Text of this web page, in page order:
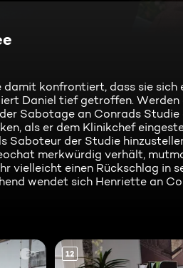
damit konfrontiert, dass sie
Daniel tief getroffen.
Sabotage an Conrads
als er dem Klinikchef
Saboteur der Studie
merkwürdig verhält,
vielleicht einen Rückschlag in
wendet sich Henriette an
12